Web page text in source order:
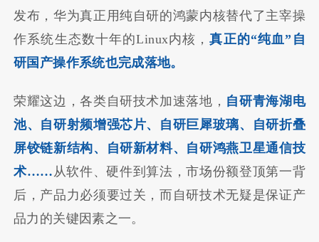
发布，华为真正用纯自研的鸿蒙内核替代了主宰操
作系统生态数十年的Linux内核，真正的“纯血”自
研国产操作系统也完成落地。
荣耀这边，各类自研技术加速落地， 自研青海湖电
池、自研射频增强芯片、自研巨犀玻璃、自研折叠
屏铰链新结构、自研新材料、自研鸿燕卫星通信技
术……从软件、硬件到算法，市场份额登顶第一背
后，产品力必须要过关，而自研技术无疑是保证产
品力的关键因素之一。